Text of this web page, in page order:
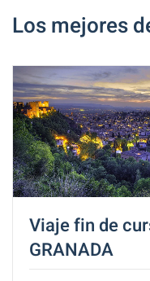
Los mejores
Viaje fin de
GRANADA